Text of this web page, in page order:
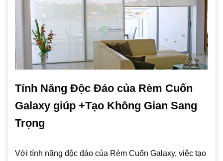
Tính Năng Độc Đáo của Rèm Cuốn
Galaxy giúp +Tạo Không Gian Sang
Trọng
Với tính năng độc đáo của Rèm Cuốn Galaxy, việc tạo